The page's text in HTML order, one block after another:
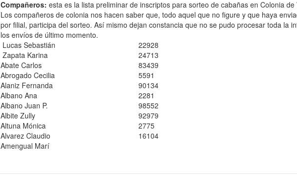
Compañeros: esta es la lista preliminar de inscriptos para sorteo de cabañas en Colonia de
Los compañeros de colonia nos hacen saber que, todo aquel que no figure y que haya
por filial, participa del sorteo. Así mismo dejan constancia que no se pudo procesar toda la
los envíos de último momento.
Lucas Sebastián
22928
Zapata Karina
24713
Abate Carlos
83439
Abrogado Cecilia
5591
Alaniz Fernanda
90134
Albano Ana
2281
Albano Juan P.
98552
Albite Zully
92979
Altuna Mónica
2775
Alvarez Claudio
16104
Amengual Marí